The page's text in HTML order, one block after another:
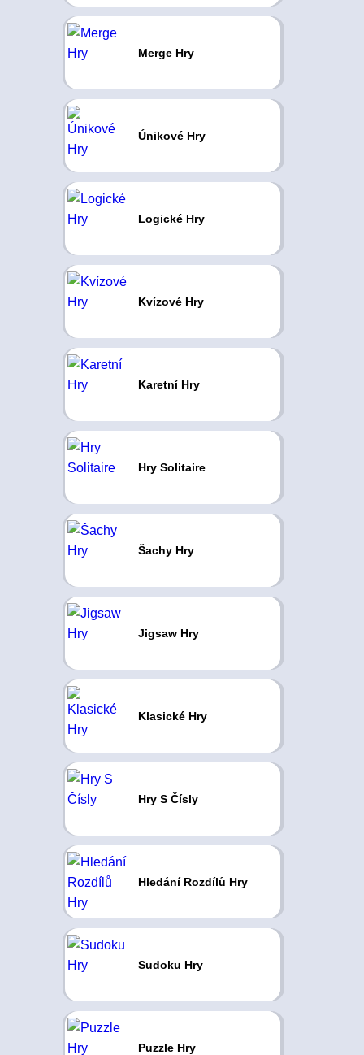
Merge Hry
Únikové Hry
Logické Hry
Kvízové Hry
Karetní Hry
Hry Solitaire
Šachy Hry
Jigsaw Hry
Klasické Hry
Hry S Čísly
Hledání Rozdílů Hry
Sudoku Hry
Puzzle Hry